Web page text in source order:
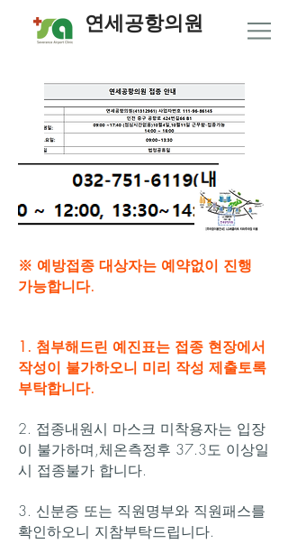
연세공항의원
※ 예방접종 대상자는 예약없이 진행
가능합니다.
1. 첨부해드린 예진표는 접종 현장에서
작성이 불가하오니 미리 작성 제출토록
부탁합니다.
2. 접종내원시 마스크 미착용자는 입장
이 불가하며,체온측정후 37.3도 이상일
시 접종불가 합니다.
3. 신분증 또는 직원명부와 직원패스를
확인하오니 지참부탁드립니다.